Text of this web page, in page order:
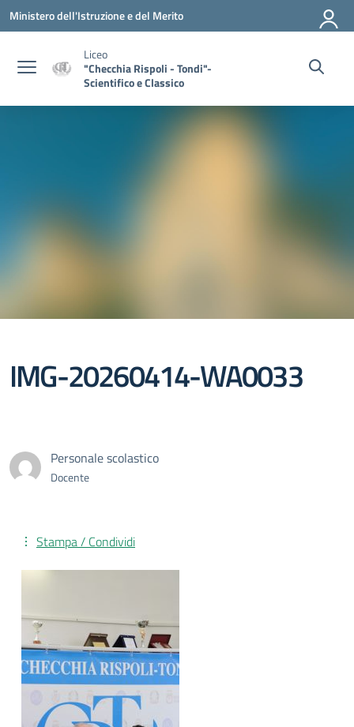
Vai ai contenuti
Vai al menu di navigazione
Vai al footer
Ministero dell'Istruzione e del Merito
Liceo
"Checchia Rispoli - Tondi"-
Scientifico e Classico
IMG-20260414-WA0033
Personale scolastico
Docente
Stampa / Condividi